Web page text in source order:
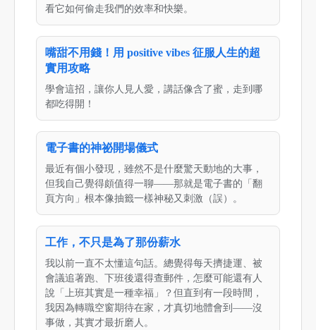
看它如何偷走我們的效率和快樂。
嘴甜不用錢！用 positive vibes 征服人生的超
實用攻略
學會這招，讓你人見人愛，講話像含了蜜，走到哪
都吃得開！
電子書的神祕開場儀式
最近有個小發現，雖然不是什麼驚天動地的大事，
但我自己覺得頗值得一聊——那就是電子書的「翻
頁方向」根本像抽籤一樣神秘又刺激（誤）。
工作，不只是為了那份薪水
我以前一直不太懂這句話。總覺得每天擠捷運、被
會議追著跑、下班後還得查郵件，怎麼可能還有人
說「上班其實是一種幸福」？但直到有一段時間，
我因為轉職空窗期待在家，才真切地體會到——沒
事做，其實才最折磨人。